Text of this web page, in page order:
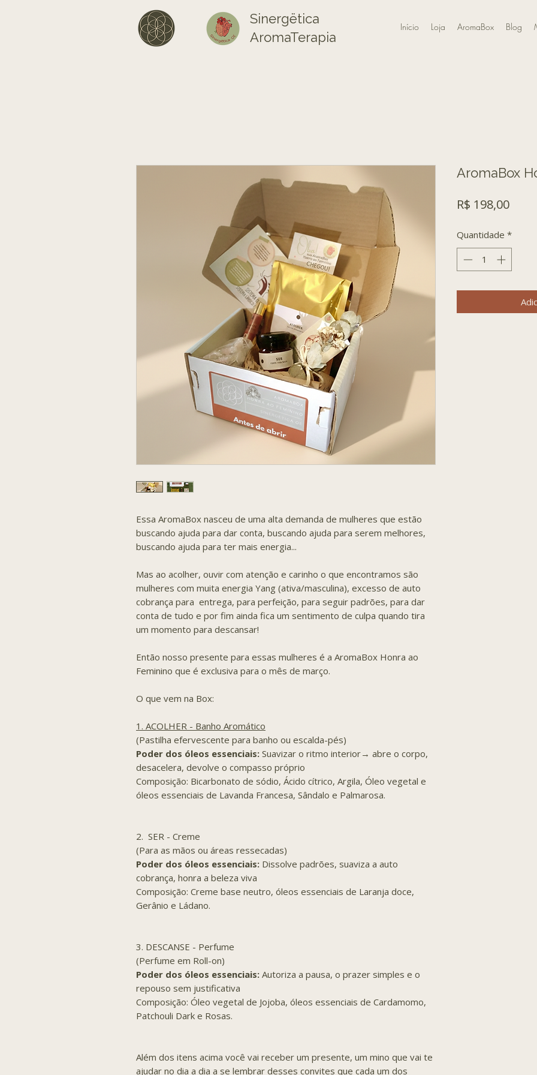
Sinergëtica
AromaTerapia
Início Loja AromaBox Blog
Essa AromaBox nasceu de uma alta demanda de mulheres que estão
buscando ajuda para dar conta, buscando ajuda para serem melhores,
buscando ajuda para ter mais energia...
Mas ao acolher, ouvir com atenção e carinho o que encontramos são
mulheres com muita energia Yang (ativa/masculina), excesso de auto
cobrança para entrega, para perfeição, para seguir padrões, para dar
conta de tudo e por fim ainda fica um sentimento de culpa quando tira
um momento para descansar!
Então nosso presente para essas mulheres é a AromaBox Honra ao
Feminino que é exclusiva para o mês de março.
O que vem na Box:
1. ACOLHER - Banho Aromático
(Pastilha efervescente para banho ou escalda-pés)
Poder dos óleos essenciais: Suavizar o ritmo interior→ abre o corpo,
desacelera, devolve o compasso próprio
Composição: Bicarbonato de sódio, Ácido cítrico, Argila, Óleo vegetal e
óleos essenciais de Lavanda Francesa, Sândalo e Palmarosa.
2. SER - Creme
(Para as mãos ou áreas ressecadas)
Poder dos óleos essenciais: Dissolve padrões, suaviza a auto
cobrança, honra a beleza viva
Composição: Creme base neutro, óleos essenciais de Laranja doce,
Gerânio e Ládano.
3. DESCANSE - Perfume
(Perfume em Roll-on)
Poder dos óleos essenciais: Autoriza a pausa, o prazer simples e o
repouso sem justificativa
Composição: Óleo vegetal de Jojoba, óleos essenciais de Cardamomo,
Patchouli Dark e Rosas.
Além dos itens acima você vai receber um presente, um mino que vai te
ajudar no dia a dia a se lembrar desses convites que cada um dos
AromaBox
R$ 198,00Preço
Quantidade *